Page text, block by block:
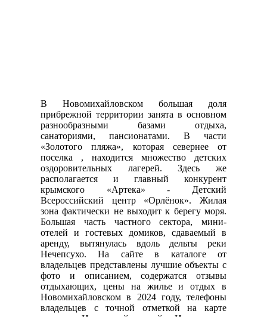
В Новомихайловском большая доля
прибрежной территории занята в основном
разнообразными базами отдыха,
санаториями, пансионатами. В части
«Золотого пляжа», которая севернее от
поселка , находится множество детских
оздоровительных лагерей. Здесь же
располагается и главный конкурент
крымского «Артека» - Детский
Всероссийский центр «Орлёнок». Жилая
зона фактически не выходит к берегу моря.
Большая часть частного сектора, мини-
отелей и гостевых домиков, сдаваемый в
аренду, вытянулась вдоль дельты реки
Нечепсухо. На сайте в каталоге от
владельцев представлены лучшие объекты с
фото и описанием, содержатся отзывы
отдыхающих, цены на жилье и отдых в
Новомихайловском в 2024 году, телефоны
владельцев с точной отметкой на карте